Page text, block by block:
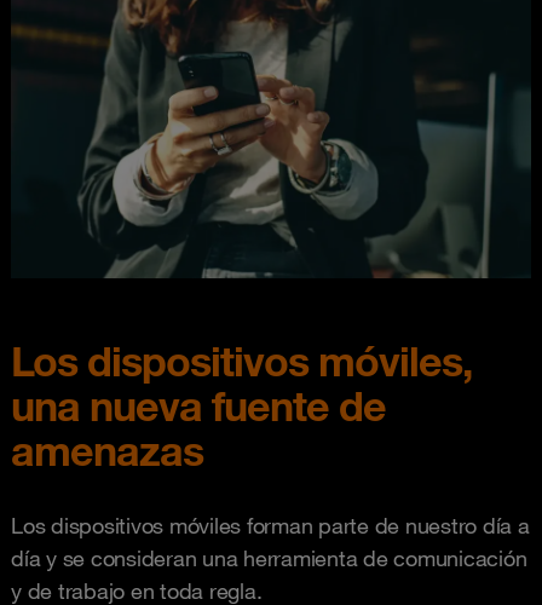
Los dispositivos móviles,
una nueva fuente de
amenazas​
Los dispositivos móviles forman parte de nuestro día a
día y se consideran una herramienta de comunicación
y de trabajo en toda regla. ​